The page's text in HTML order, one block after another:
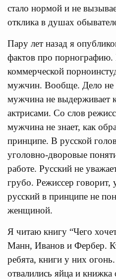
стало нормой и не
отклика в душах
Пару лет назад я
фактов про
коммерческой
мужчин. Вообще. Дело не
мужчина не выдерживает
актрисами. Со слов
мужчина не знает, как
принципе. В русской
уголовно-дворовые
работе. Русский не
грубо. Режиссер говорит,
русский в принципе не
женщиной.
Я читаю книгу “Чего
Манн, Иванов и Фербер.
ребята, книги у них
отвалились яйца и книжка